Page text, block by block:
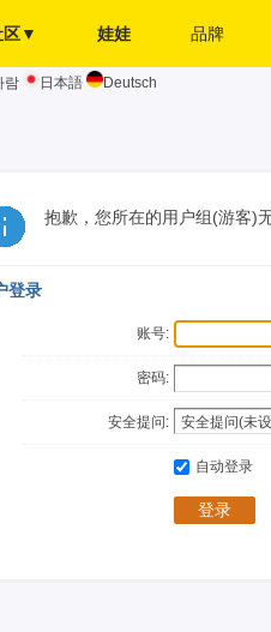
区▼ 娃娃 品牌
람 日本語 Deutsch
抱歉，您所在的用户组(游客)
登录
账号:
密码:
安全提问:
自动登录
登录